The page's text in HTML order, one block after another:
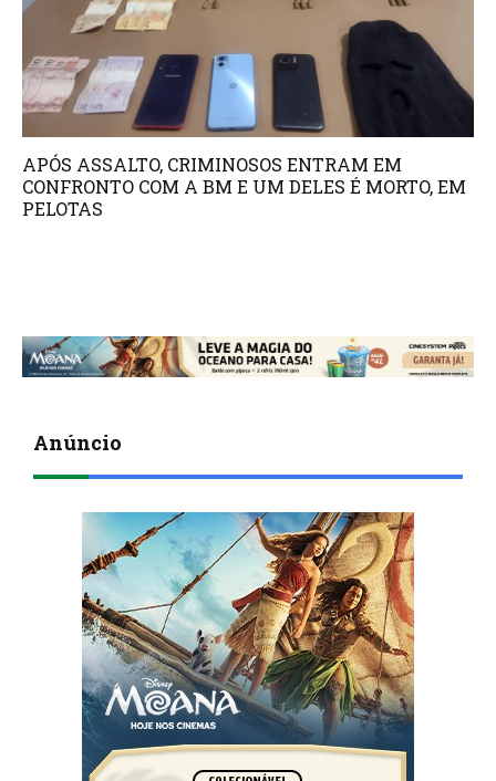
APÓS ASSALTO, CRIMINOSOS ENTRAM EM
CONFRONTO COM A BM E UM DELES É MORTO, EM
PELOTAS
Anúncio